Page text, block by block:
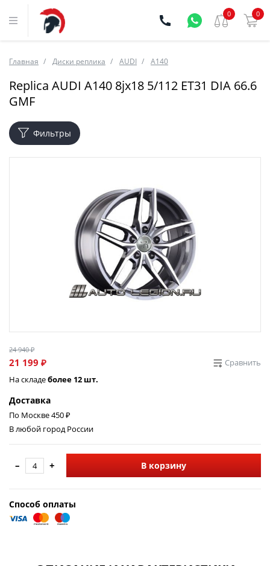
0 0
Главная Диски реплика AUDI A140
Replica AUDI A140 8jx18 5/112 ET31 DIA 66.6
GMF
Фильтры
24 940 ₽
21 199 ₽
Сравнить
На складеболее 12 шт.
Доставка
По Москве 450 ₽
В любой город России
– + В корзину
Способ оплаты